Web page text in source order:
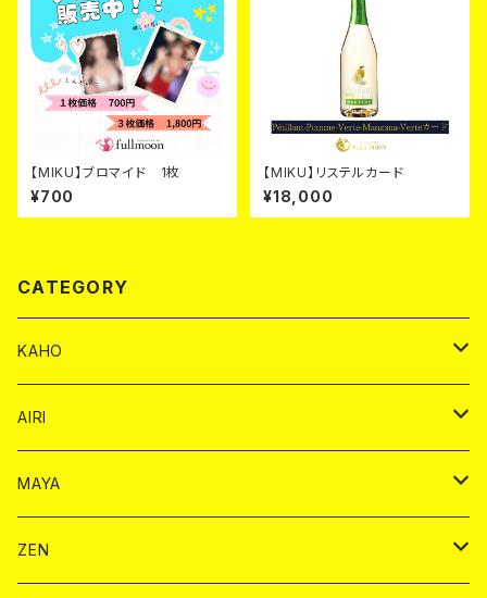
【MIKU】ブロマイド 1枚
¥700
【MIKU】リステルカード
¥18,000
CATEGORY
KAHO
シャンパンカード
モエシャンドン カード
ヴーヴクリコ カード
BAIKA カード
ノーマル カード
ドリンク カード
AIRI
シャンパン カード
モエシャンドン カード
BAIKA カード
MAYA
ドリンク
ZEN